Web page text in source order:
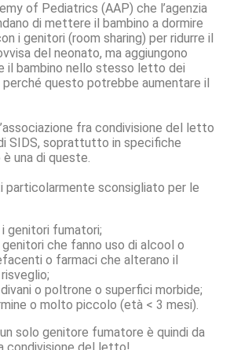
of Pediatrics (AAP) che l’agenzia
di mettere il bambino a dormire
i genitori (room sharing) per ridurre il
del neonato, ma aggiungono
il bambino nello stesso letto dei
perché questo potrebbe aumentare il
fra condivisione del letto
SIDS, soprattutto in specifiche
una di queste.
particolarmente sconsigliato per le
genitori fumatori;
che fanno uso di alcool o
o farmaci che alterano il
o poltrone o superfici morbide;
o molto piccolo (età < 3 mesi).
solo genitore fumatore è quindi da